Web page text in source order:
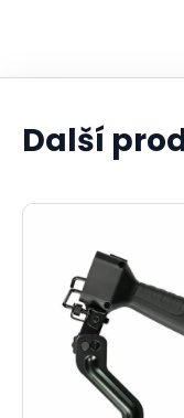
Další